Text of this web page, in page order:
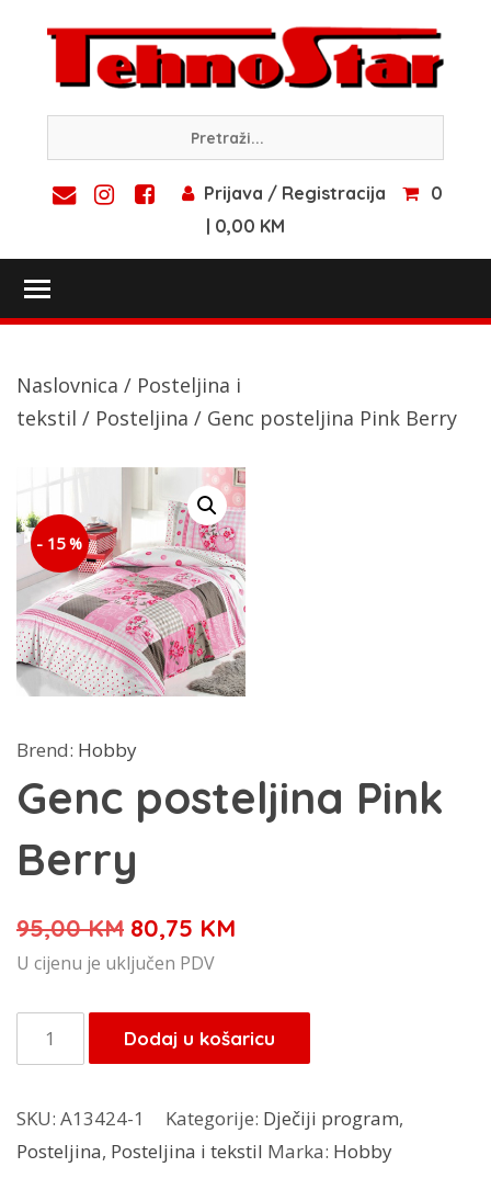
content
Prijava / Registracija
0
| 0,00 KM
Naslovnica / Posteljina i
tekstil / Posteljina / Genc posteljina Pink Berry
- 15 %
Brend: Hobby
Genc posteljina Pink
Berry
95,00KM Izvorna
cijena
je:
95,00 KM.
80,75 KM
80,75 KM.
U cijenu je uključen PDV
Genc
posteljina
Berry
količina
Dodaj u košaricu
SKU: A13424-1 Kategorije: Dječiji program,
Posteljina, Posteljina i tekstil Marka: Hobby